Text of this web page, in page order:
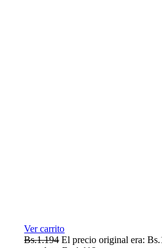
Ver carrito
Bs.1.194 El precio original era: